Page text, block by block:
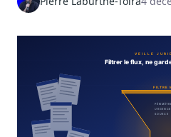
Fiches parlementaires
Parcours, mandats, prises de
Registre HATVP
Cartographier l'influence sur